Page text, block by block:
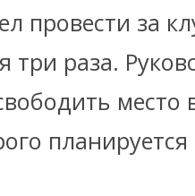
провести за
три раза.
место
планируется